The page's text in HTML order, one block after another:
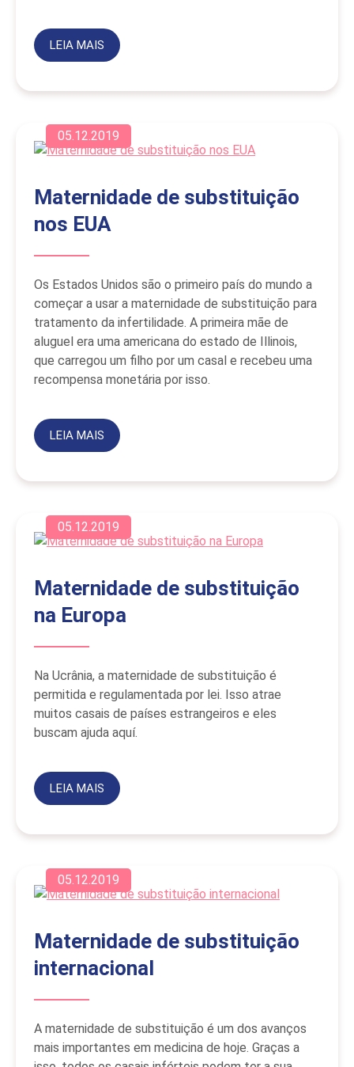
LEIA MAIS
05.12.2019
Maternidade de substituição
nos EUA
Os Estados Unidos são o primeiro país do mundo a
começar a usar a maternidade de substituição para
tratamento da infertilidade. A primeira mãe de
aluguel era uma americana do estado de Illinois,
que carregou um filho por um casal e recebeu uma
recompensa monetária por isso.
LEIA MAIS
05.12.2019
Maternidade de substituição
na Europa
Na Ucrânia, a maternidade de substituição é
permitida e regulamentada por lei. Isso atrae
muitos casais de países estrangeiros e eles
buscam ajuda aquí.
LEIA MAIS
05.12.2019
Maternidade de substituição
internacional
A maternidade de substituição é um dos avanços
mais importantes em medicina de hoje. Graças a